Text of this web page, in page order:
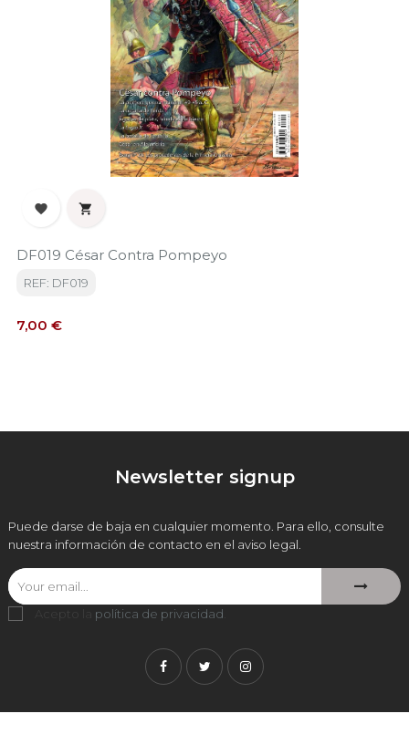
 
DF019 César Contra Pompeyo
REF: DF019
Precio
7,00 €
Newsletter signup
Puede darse de baja en cualquier momento. Para ello, consulte
nuestra información de contacto en el aviso legal.
Acepto la política de privacidad
FacebookTwitterInstagram